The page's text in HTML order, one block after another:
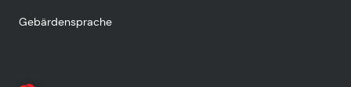
Gebärdensprache